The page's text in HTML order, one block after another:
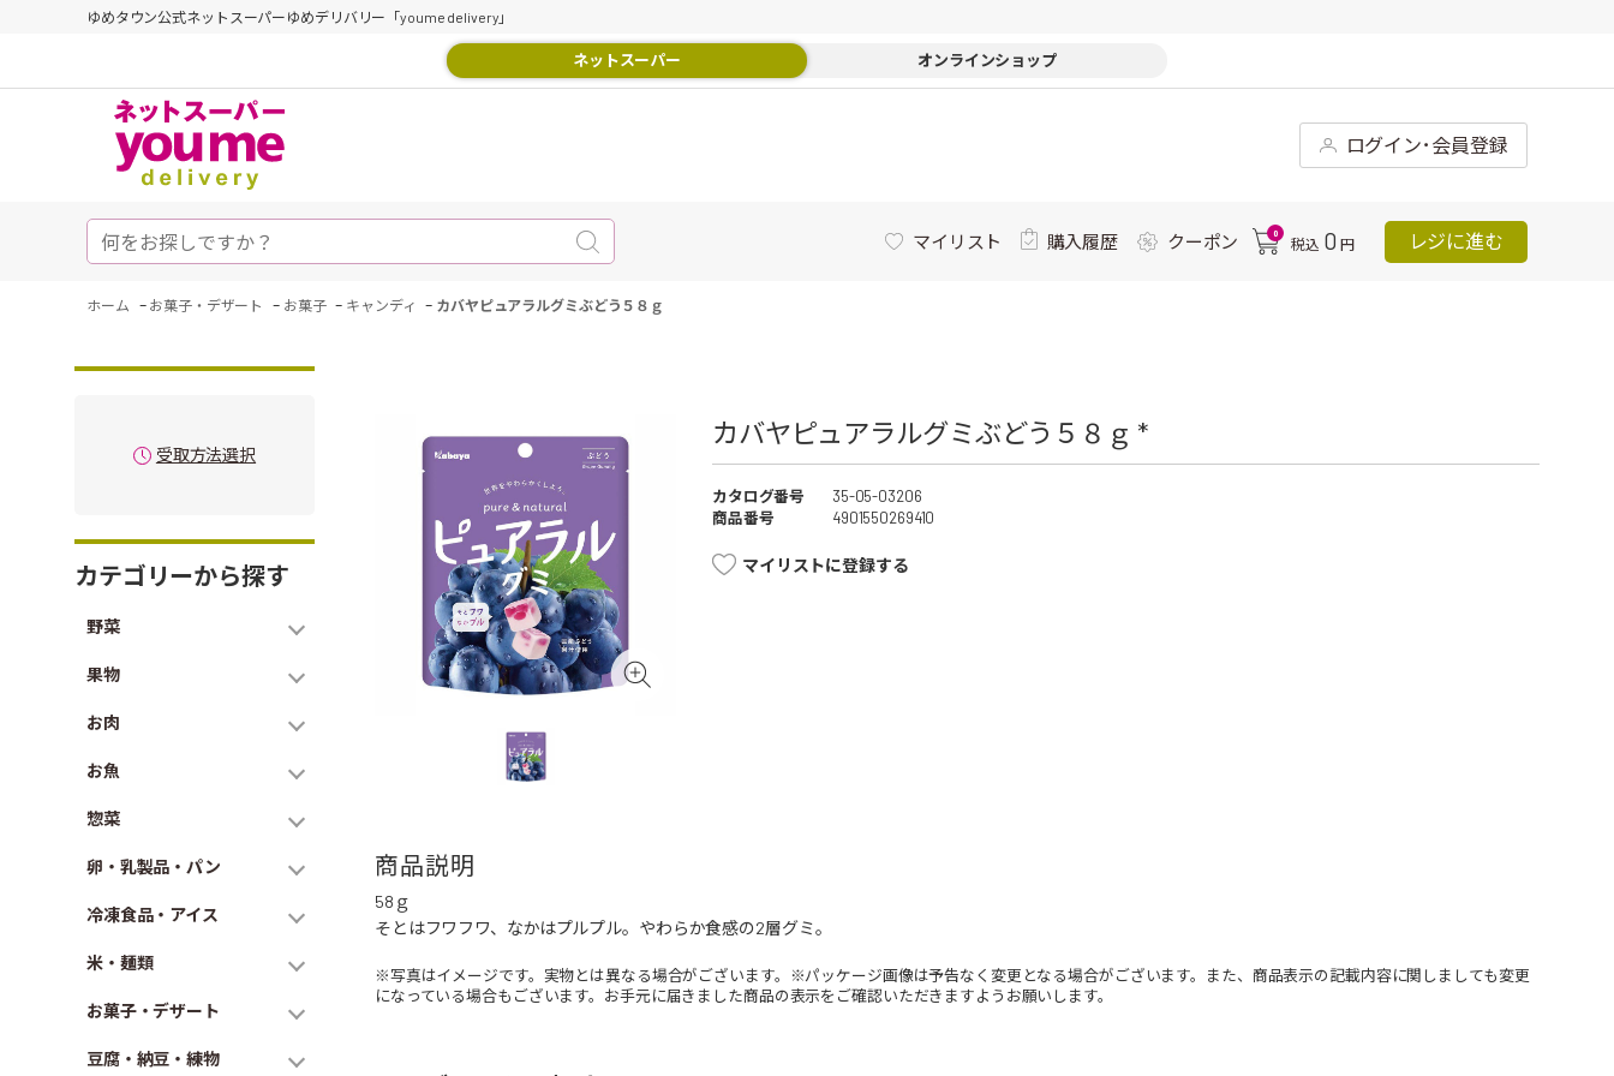
ゆめタウン公式ネットスーパーゆめデリバリー「youme delivery」
ネットスーパー オンラインショップ
ログイン･会員登録
マイリスト 購入履歴 クーポン 0
税込 0 円 レジに進む
ホーム - お菓子・デザート - お菓子 - キャンディ - カバヤピュアラルグミぶどう５８ｇ
受取方法選択
カテゴリーから探す
野菜
果物
お肉
お魚
惣菜
卵・乳製品・パン
冷凍食品・アイス
米・麺類
お菓子・デザート
豆腐・納豆・練物
カバヤピュアラルグミぶどう５８ｇ *
カタログ番号
35-05-03206
商品番号
4901550269410
マイリストに登録する
商品説明
58ｇ
そとはフワフワ、なかはプルプル。やわらか食感の2層グミ。
※写真はイメージです。実物とは異なる場合がございます。※パッケージ画像は予告なく変更となる場合がございます。また、商品表示の記載内容に関しましても変更
になっている場合もございます。お手元に届きました商品の表示をご確認いただきますようお願いします。